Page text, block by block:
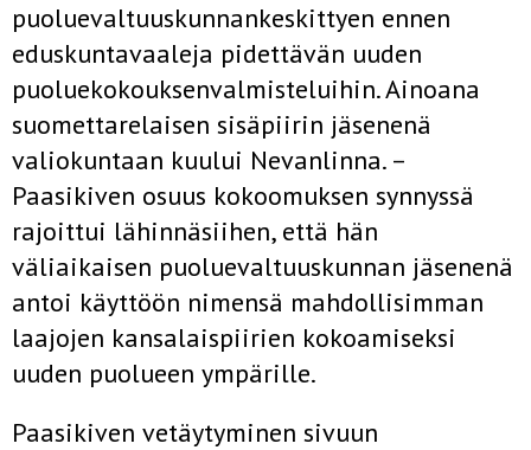
puoluevaltuuskunnankeskittyen ennen
eduskuntavaaleja pidettävän uuden
puoluekokouksenvalmisteluihin. Ainoana
suomettarelaisen sisäpiirin jäsenenä
valiokuntaan kuului Nevanlinna. –
Paasikiven osuus kokoomuksen synnyssä
rajoittui lähinnäsiihen, että hän
väliaikaisen puoluevaltuuskunnan jäsenenä
antoi käyttöön nimensä mahdollisimman
laajojen kansalaispiirien kokoamiseksi
uuden puolueen ympärille.
Paasikiven vetäytyminen sivuun